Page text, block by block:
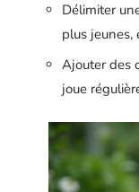
Délimiter
plus jeunes,
Ajouter des
joue